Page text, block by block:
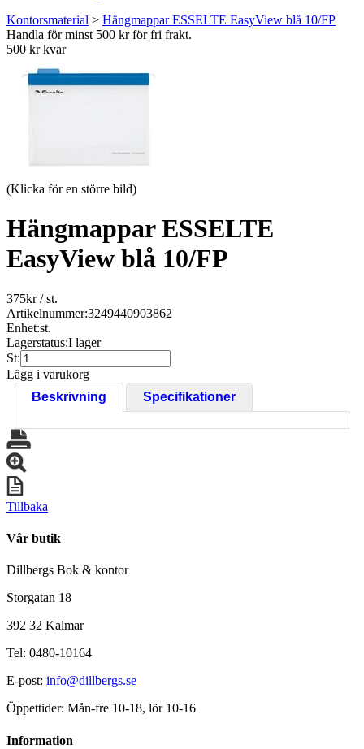
Kontorsmaterial > Hängmappar ESSELTE EasyView blå 10/FP
Handla för minst 500 kr för fri frakt.
500 kr kvar
(Klicka för en större bild)
Hängmappar ESSELTE
EasyView blå 10/FP
375kr/ st.
Artikelnummer:3249440903862
Enhet:st.
Lagerstatus:I lager
St:
Lägg i varukorg
Beskrivning
Specifikationer
Tillbaka
Vår butik
Dillbergs Bok & kontor
Storgatan 18
392 32 Kalmar
Tel: 0480-10164
E-post: info@dillbergs.se
Öppettider: Mån-fre 10-18, lör 10-16
Information